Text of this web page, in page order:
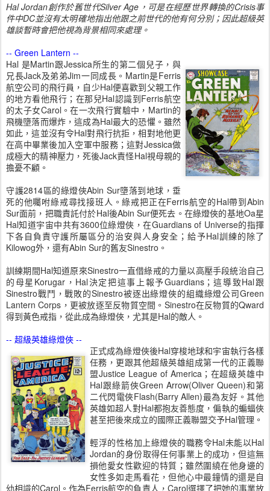
Hal Jordan創作於舊世代Silver Age，可是在經歷世界轉換的Crisis事
件中DC並沒有太明確地指出他跟之前世代的他有何分別；因此超級英
雄談暫時會把他視為背景相同來處理。
-- Green Lantern --
Hal 是Martin跟Jessica所生的第二個兒子，與
兄長Jack及弟弟Jim一同成長。Martin是Ferris
航空公司的飛行員，自少Hal便喜歡到父親工作
的地方看他飛行；在那兒Hal認識到Ferris航空
的太子女Carol。在一次飛行實驗中，Martin的
飛機墮落而爆炸，這成為Hal最大的恐懼。雖然
如此，這並沒有令Hal對飛行抗拒，相對地他更
在高中畢業後加入空軍中服務；這對Jessica做
成極大的精神壓力，死後Jack責怪Hal視母親的
擔憂不顧。
守護2814區的綠燈俠Abin Sur墮落到地球，垂
死的他囑咐綠戒尋找接班人。綠戒把正在Ferris航空的Hal帶到Abin
Sur面前，把職責託付於Hal後Abin Sur便死去。在綠燈俠的基地Oa星
Hal知道宇宙中共有3600位綠燈俠，在Guardians of Universe的指揮
下各自負責守護所屬區分的治安與人身安全；給予Hal訓練的除了
Kilowog外，還有Abin Sur的舊友Sinestro。
訓練期間Hal知道原來Sinestro一直借綠戒的力量以高壓手段統治自己
的母星Korugar，Hal決定把這事上報予Guardians；這導致Hal跟
Sinestro戰鬥，戰敗的Sinestro被逐出綠燈俠的組織綠燈公司Green
Lantern Corps，更被放逐至反物質空間。Sinestro在反物質的Qward
得到黃色戒指，從此成為綠燈俠，尤其是Hal的敵人。
-- 超級英雄綠燈俠 --
正式成為綠燈俠後Hal穿梭地球和宇宙執行各樣
任務，更跟其他超級英雄組成第一代的正義聯
盟Justice League of America；在超級英雄中
Hal跟綠箭俠Green Arrow(Oliver Queen)和第
二代閃電俠Flash(Barry Allen)最為友好。其他
英雄如超人對Hal都抱友善態度，偏執的蝙蝠俠
甚至把後來成立的國際正義聯盟交予Hal管理。
輕浮的性格加上綠燈俠的職務令Hal未能以Hal
Jordan的身份取得任何事業上的成功，但這無
損他愛女性歡迎的特質；雖然圍繞在他身邊的
女性多如走馬看花，但他心中最鐘情的還是自
幼相識的Carol。作為Ferris航空的負責人，Carol選擇了把她的事業放